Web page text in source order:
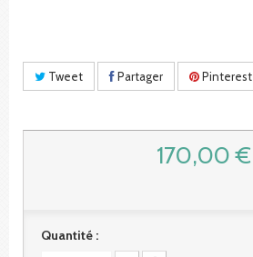
Tweet Partager Pinterest
170,00 €
Quantité :